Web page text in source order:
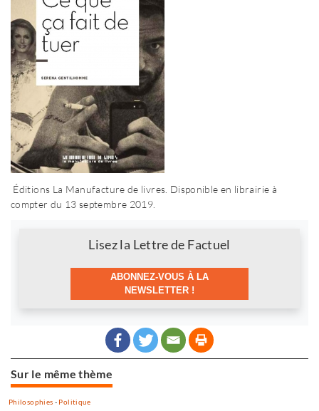
Éditions La Manufacture de livres. Disponible en librairie à
compter du 13 septembre 2019.
Lisez la Lettre de Factuel
ABONNEZ-VOUS À LA
NEWSLETTER !
Sur le même thème
Philosophies - Politique